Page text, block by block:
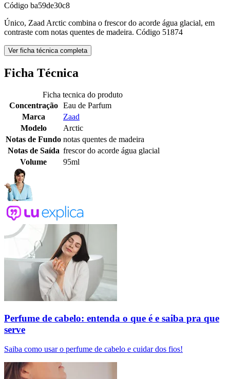
Código ba59de30c8
Único, Zaad Arctic combina o frescor do acorde água glacial, em
contraste com notas quentes de madeira. Código 51874
Ver ficha técnica completa
Ficha Técnica
Ficha tecnica do produto
Concentração
Eau de Parfum
Marca
Zaad
Modelo
Arctic
Notas de Fundo notas quentes de madeira
Notas de Saída frescor do acorde água glacial
Volume
95ml
Perfume de cabelo: entenda o que é e saiba pra que
serve
Saiba como usar o perfume de cabelo e cuidar dos fios!